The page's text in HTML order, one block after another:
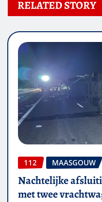
RELATED STORY
112 MAASGOUW
Nachtelijke
met twee